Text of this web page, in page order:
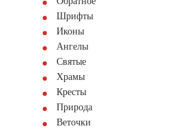
Шрифты
Иконы
Ангелы
Святые
Храмы
Кресты
Природа
Веточки